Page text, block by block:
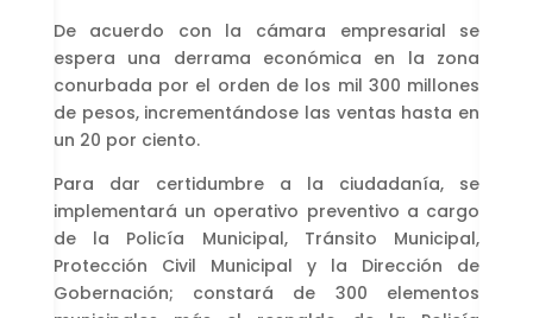
De acuerdo con la cámara empresarial se
espera una derrama económica en la zona
conurbada por el orden de los mil 300 millones
de pesos, incrementándose las ventas hasta en
un 20 por ciento.
Para dar certidumbre a la ciudadanía, se
implementará un operativo preventivo a cargo
de la Policía Municipal, Tránsito Municipal,
Protección Civil Municipal y la Dirección de
Gobernación; constará de 300 elementos